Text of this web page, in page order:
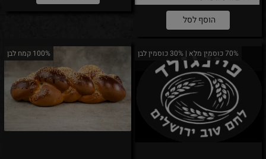
הוסף לסל
70% כוסמין מלא | 30% כוסמין לבן 100% קמח לבן